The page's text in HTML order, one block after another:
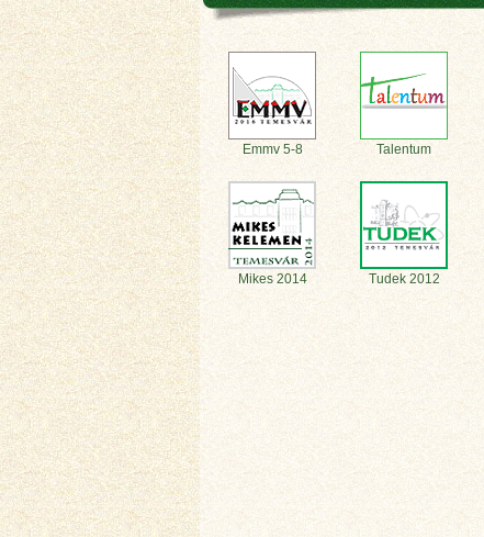
Emmv 5-8 Talentum
Mikes 2014 Tudek 2012